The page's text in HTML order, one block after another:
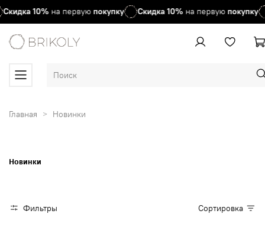
10%на первуюпокупку Скидка10%на первуюпокупку
Главная Новинки
Новинки
Фильтры Сортировка